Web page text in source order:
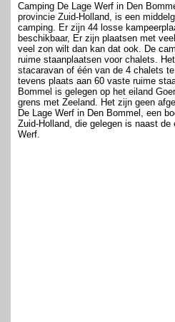
Camping De Lage Werf in Den
provincie Zuid-Holland, is een
camping. Er zijn 44 losse
beschikbaar, Er zijn plaatsen met
veel zon wilt dan kan dat ook. De
ruime staanplaatsen voor chalets.
stacaravan of één van de 4 chalets
tevens plaats aan 60 vaste ruime
Bommel is gelegen op het eiland
grens met Zeeland. Het zijn geen
De Lage Werf in Den Bommel, een
Zuid-Holland, die gelegen is naast de
Werf.